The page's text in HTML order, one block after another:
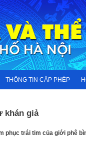
THÔNG TIN CẤP PHÉP
khán giả
phục trái tim của giới phê